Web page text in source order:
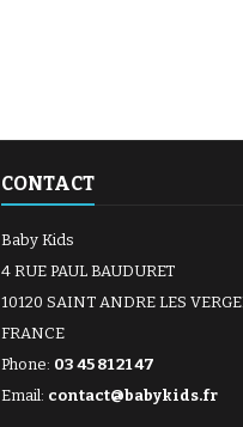
CONTACT
Baby Kids
4 RUE PAUL BAUDURET
10120 SAINT ANDRE LES
FRANCE
Phone: 03 45 81 21 47
Email: contact@babykids.fr